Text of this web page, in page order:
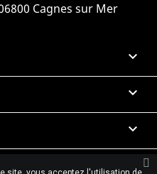
Cagnes sur Mer


